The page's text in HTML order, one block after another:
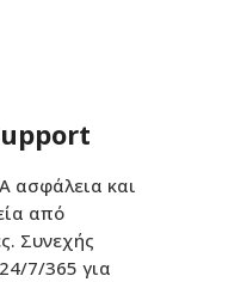
ασφάλεια και
από
Συνεχής
7/365 για